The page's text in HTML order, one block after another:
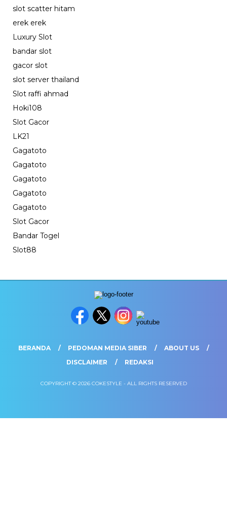
slot scatter hitam
erek erek
Luxury Slot
bandar slot
gacor slot
slot server thailand
Slot raffi ahmad
Hoki108
Slot Gacor
LK21
Gagatoto
Gagatoto
Gagatoto
Gagatoto
Gagatoto
Slot Gacor
Bandar Togel
Slot88
BERANDA PEDOMAN MEDIA SIBER
ABOUT US
DISCLAIMER
REDAKSI
COPYRIGHT © 2026 COKESTYLE - ALL RIGHTS RESERVED